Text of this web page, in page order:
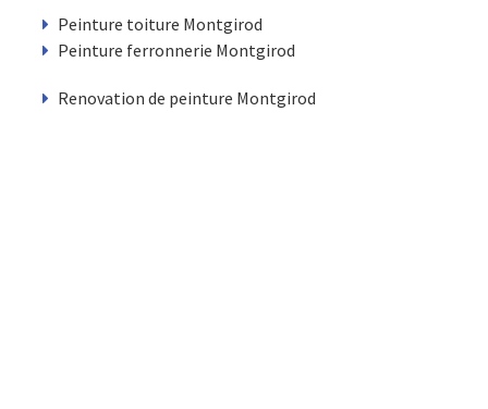
Peinture toiture Montgirod
Peinture ferronnerie Montgirod
Renovation de peinture Montgirod